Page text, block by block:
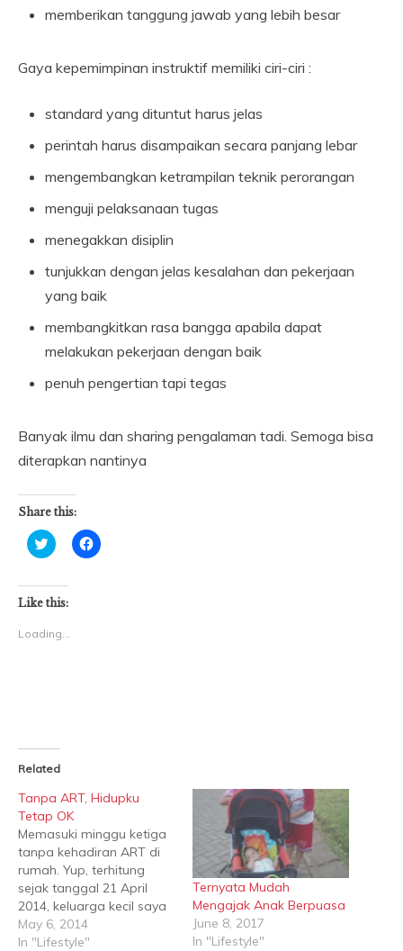
memberikan tanggung jawab yang lebih besar
Gaya kepemimpinan instruktif memiliki ciri-ciri :
standard yang dituntut harus jelas
perintah harus disampaikan secara panjang lebar
mengembangkan ketrampilan teknik perorangan
menguji pelaksanaan tugas
menegakkan disiplin
tunjukkan dengan jelas kesalahan dan pekerjaan
yang baik
membangkitkan rasa bangga apabila dapat
melakukan pekerjaan dengan baik
penuh pengertian tapi tegas
Banyak ilmu dan sharing pengalaman tadi. Semoga bisa
diterapkan nantinya
Share this:
Click
to
Twitter
(Opens
in
window)
Click
to
Like this:
Loading...
Related
Tanpa ART, Hidupku
Tetap OK
Memasuki minggu ketiga
tanpa kehadiran ART di
rumah. Yup, terhitung
sejak tanggal 21 April
2014, keluarga kecil saya
tak lagi menggunakan
jasa ART. Eh, baru sadar
May 6, 2014
In "Lifestyle"
Ternyata Mudah
Mengajak Anak Berpuasa
June 8, 2017
In "Lifestyle"